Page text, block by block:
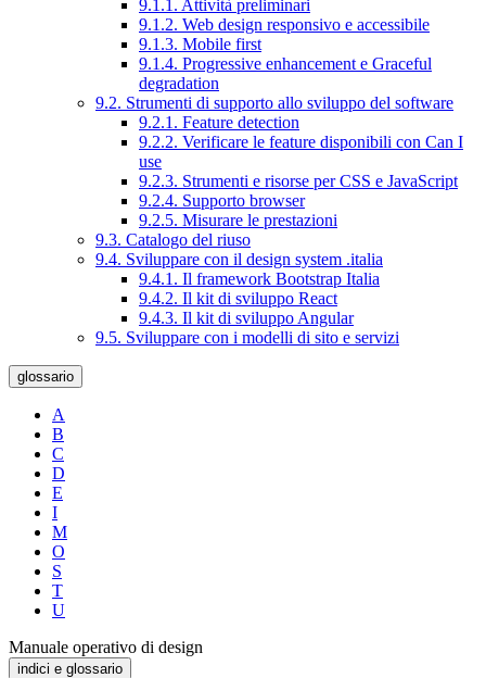
9.1.1. Attività preliminari
9.1.2. Web design responsivo e accessibile
9.1.3. Mobile first
9.1.4. Progressive enhancement e Graceful
degradation
9.2. Strumenti di supporto allo sviluppo del software
9.2.1. Feature detection
9.2.2. Verificare le feature disponibili con Can I
use
9.2.3. Strumenti e risorse per CSS e JavaScript
9.2.4. Supporto browser
9.2.5. Misurare le prestazioni
9.3. Catalogo del riuso
9.4. Sviluppare con il design system .italia
9.4.1. Il framework Bootstrap Italia
9.4.2. Il kit di sviluppo React
9.4.3. Il kit di sviluppo Angular
9.5. Sviluppare con i modelli di sito e servizi
glossario
A
B
C
D
E
I
M
O
S
T
U
Manuale operativo di design
indici e glossario